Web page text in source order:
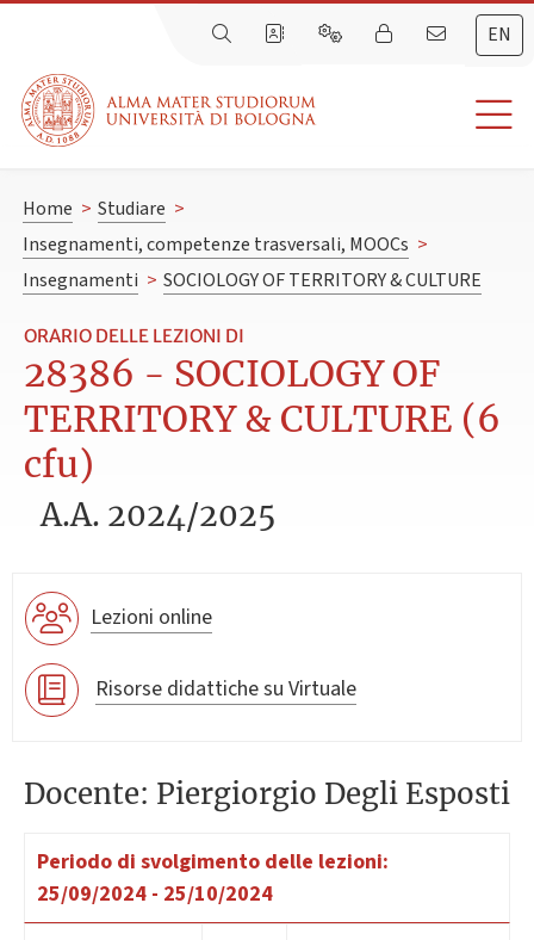
EN
Home > Studiare >
Insegnamenti, competenze trasversali, MOOCs >
Insegnamenti > SOCIOLOGY OF TERRITORY & CULTURE
ORARIO DELLE LEZIONI DI
28386 - SOCIOLOGY OF
TERRITORY & CULTURE (6
cfu)
A.A. 2024/2025
Lezioni online
Risorse didattiche su Virtuale
Docente: Piergiorgio Degli Esposti
Periodo di svolgimento delle lezioni:
25/09/2024 - 25/10/2024